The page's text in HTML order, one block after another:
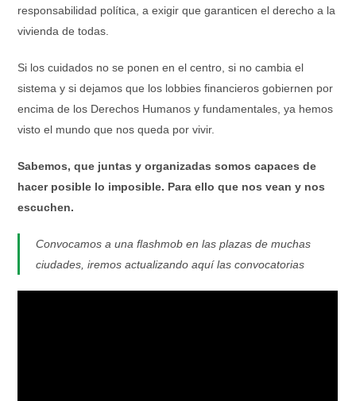
responsabilidad política, a exigir que garanticen el derecho a la
vivienda de todas.
Si los cuidados no se ponen en el centro, si no cambia el
sistema y si dejamos que los lobbies financieros gobiernen por
encima de los Derechos Humanos y fundamentales, ya hemos
visto el mundo que nos queda por vivir.
Sabemos, que juntas y organizadas somos capaces de
hacer posible lo imposible. Para ello que nos vean y nos
escuchen.
Convocamos a una flashmob en las plazas de muchas
ciudades, iremos actualizando aquí las convocatorias